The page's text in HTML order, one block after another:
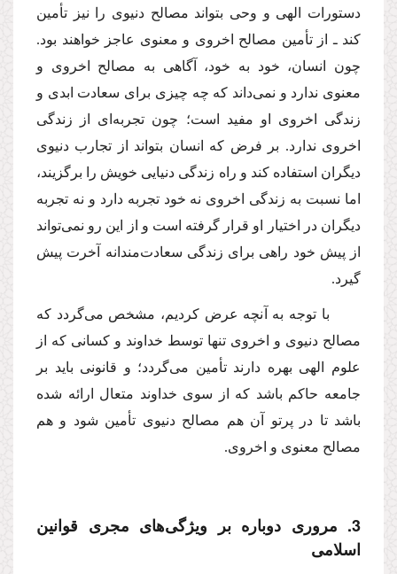
دستورات الهى و وحى بتواند مصالح دنیوى را نیز تأمین
كند ـ از تأمین مصالح اخروى و معنوى عاجز خواهند بود.
چون انسان، خود به خود، آگاهى به مصالح اخروى و
معنوى ندارد و نمى‌داند كه چه چیزى براى سعادت ابدى و
زندگى اخروى او مفید است؛ چون تجربه‌اى از زندگى
اخروى ندارد. بر فرض كه انسان بتواند از تجارب دنیوى
دیگران استفاده كند و راه زندگى دنیایى خویش را برگزیند،
اما نسبت به زندگى اخروى نه خود تجربه دارد و نه تجربه
دیگران در اختیار او قرار گرفته است و از این رو نمى‌تواند
از پیش خود راهى براى زندگى سعادت‌مندانه آخرت پیش
گیرد.
با توجه به آنچه عرض كردیم، مشخص مى‌گردد كه
مصالح دنیوى و اخروى تنها توسط خداوند و كسانى كه از
علوم الهى بهره دارند تأمین مى‌گردد؛ و قانونى باید بر
جامعه حاكم باشد كه از سوى خداوند متعال ارائه شده
باشد تا در پرتو آن هم مصالح دنیوى تأمین شود و هم
مصالح معنوى و اخروى.
3. مرورى دوباره بر ویژگى‌هاى مجرى قوانین
اسلامى